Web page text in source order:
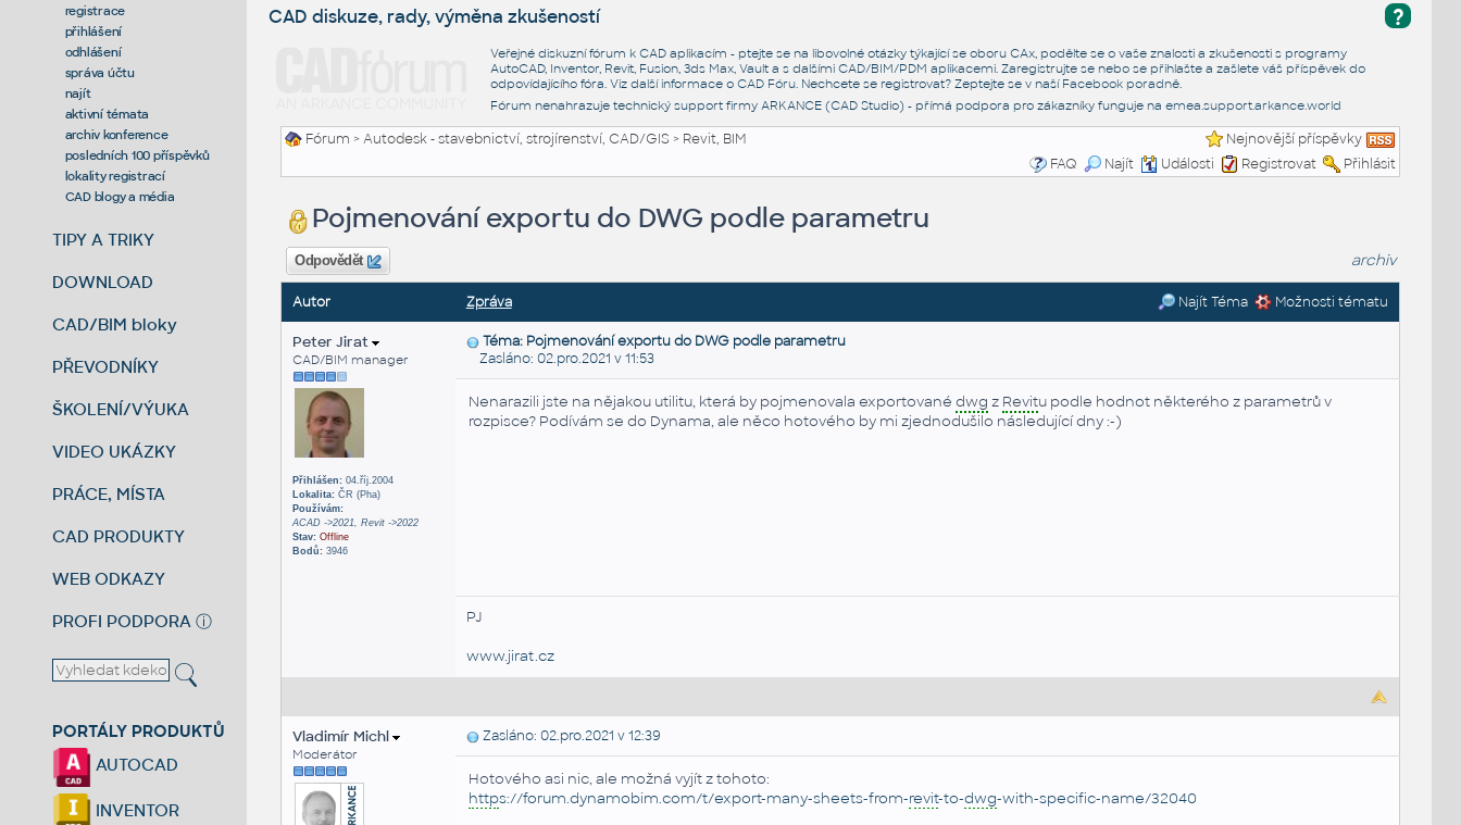
registrace
přihlášení
odhlášení
správa účtu
najít
aktivní témata
archiv konference
posledních 100 příspěvků
lokality registrací
CAD blogy a média
TIPY A TRIKY
DOWNLOAD
CAD/BIM bloky
PŘEVODNÍKY
ŠKOLENÍ/VÝUKA
VIDEO UKÁZKY
PRÁCE, MÍSTA
CAD PRODUKTY
WEB ODKAZY
PROFI PODPORA ⓘ
PORTÁLY PRODUKTŮ
AUTOCAD
INVENTOR
?
CAD diskuze, rady, výměna zkušeností
Veřejné diskuzní fórum k CAD aplikacím - ptejte se na libovolné otázky týkající se oboru CAx, podělte se o vaše znalosti a zkušenosti s programy
AutoCAD, Inventor, Revit, Fusion, 3ds Max, Vault a s dalšími CAD/BIM/PDM aplikacemi. Zaregistrujte se nebo se přihlašte a zašlete váš příspěvek do
odpovídajícího fóra. Viz další informace o CAD Fóru. Nechcete se registrovat? Zeptejte se v naší Facebook poradně.
Fórum nenahrazuje technický support firmy ARKANCE (CAD Studio) - přímá podpora pro zákazníky funguje na emea.support.arkance.world
Fórum >Autodesk - stavebnictví, strojírenství, CAD/GIS> Revit, BIM
Nejnovější příspěvky
FAQ
Najít Události Registrovat Přihlásit
Pojmenování exportu do DWG podle parametru
Odpovědět archiv
Autor Zpráva Najít Téma Možnosti tématu
Peter Jirat
CAD/BIM manager
Přihlášen:04.říj.2004
Lokalita:ČR (Pha)
Používám:
ACAD ->2021, Revit ->2022
Stav: Offline
Bodů:3946
Téma: Pojmenování exportu do DWG podle parametru
Zasláno: 02.pro.2021 v 11:53
Nenarazili jste na nějakou utilitu, která by pojmenovala exportované dwg z Revitu podle hodnot některého z parametrů v
rozpisce? Podívám se do Dynama, ale něco hotového by mi zjednodušilo následující dny :-)
PJ
www.jirat.cz
Vladimír Michl
Moderátor
Zasláno: 02.pro.2021 v 12:39
Hotového asi nic, ale možná vyjít z tohoto:
https://forum.dynamobim.com/t/export-many-sheets-from-revit-to-dwg-with-specific-name/32040